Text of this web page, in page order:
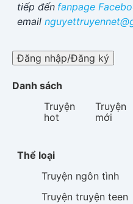
tiếp đến fanpage
email
Đăng nhập/Đăng ký
Danh sách
Truyện
hot
Truyện
mới
Thể loại
Truyện ngôn tình
Truyện truyện teen